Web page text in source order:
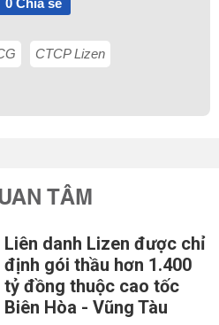
0Chia sẻ
CTCP Lizen
TÂM
Liên danh Lizen được chỉ
định gói thầu hơn 1.400
tỷ đồng thuộc cao tốc
Biên Hòa - Vũng Tàu